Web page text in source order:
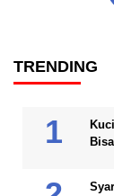
TRENDING